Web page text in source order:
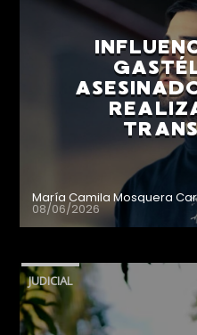
María Camila Mosquera
08/06/2026
JUDICIAL